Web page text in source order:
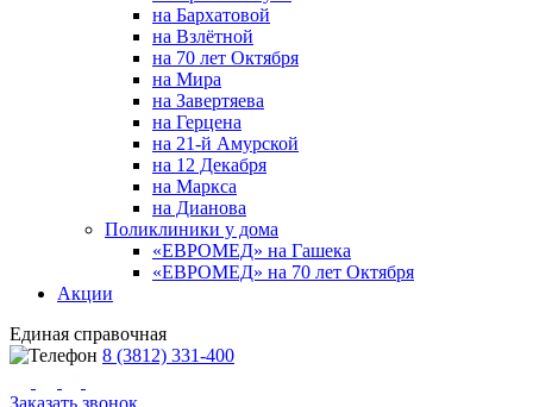
на Бархатовой
на Взлётной
на 70 лет Октября
на Мира
на Завертяева
на Герцена
на 21-й Амурской
на 12 Декабря
на Маркса
на Дианова
Поликлиники у дома
«ЕВРОМЕД» на Гашека
«ЕВРОМЕД» на 70 лет Октября
Акции
Единая справочная
8 (3812) 331-400
Заказать звонок